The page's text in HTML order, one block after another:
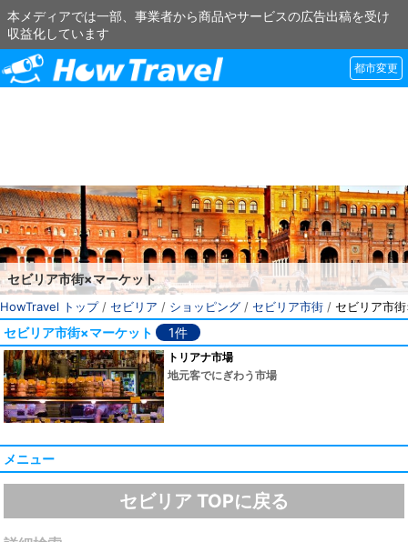
本メディアでは一部、事業者から商品やサービスの広告出稿を受け
収益化しています
都市変更
セビリア市街×マーケット
HowTravel トップ/ セビリア / ショッピング / セビリア市街 / セビリア市
セビリア市街×マーケット 1件
トリアナ市場
地元客でにぎわう市場
メニュー
セビリア TOPに戻る